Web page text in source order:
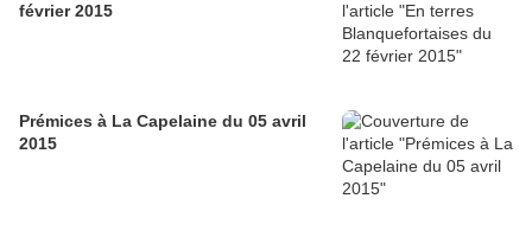
février 2015
Prémices à La Capelaine du 05 avril
2015